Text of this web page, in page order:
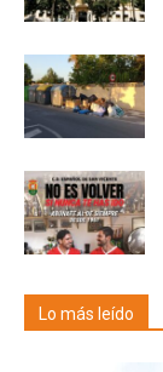
Lo más leído